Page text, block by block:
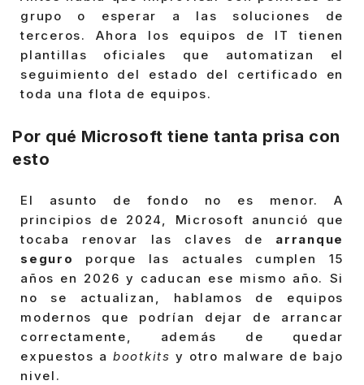
grupo o esperar a las soluciones de
terceros. Ahora los equipos de IT tienen
plantillas oficiales que automatizan el
seguimiento del estado del certificado en
toda una flota de equipos.
Por qué Microsoft tiene tanta prisa con
esto
El asunto de fondo no es menor. A
principios de 2024, Microsoft anunció que
tocaba renovar las claves de arranque
seguro
porque las actuales cumplen 15
años en 2026 y caducan ese mismo año. Si
no se actualizan, hablamos de equipos
modernos que podrían dejar de arrancar
correctamente, además de quedar
expuestos a bootkits y otro malware de bajo
nivel.